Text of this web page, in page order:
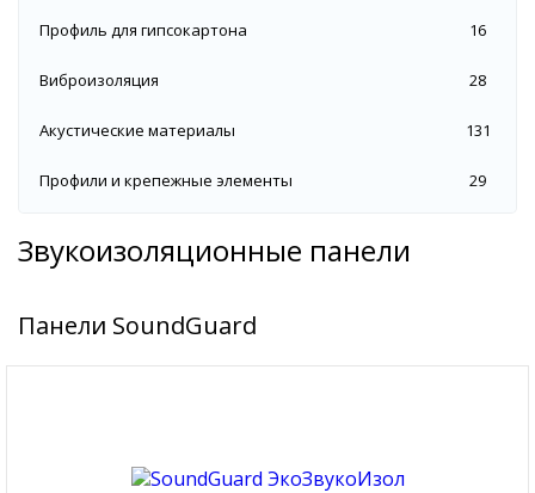
Профиль для гипсокартона 16
Виброизоляция 28
Акустические материалы 131
Профили и крепежные элементы 29
Звукоизоляционные панели
Панели SoundGuard